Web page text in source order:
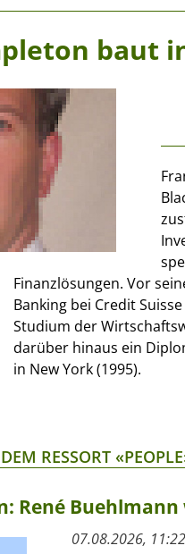
baut
Finanzlösungen. Vor
Banking bei Credit
Studium der
darüber hinaus ein
in New York (1995).
RESSORT
René
07.08.2026,